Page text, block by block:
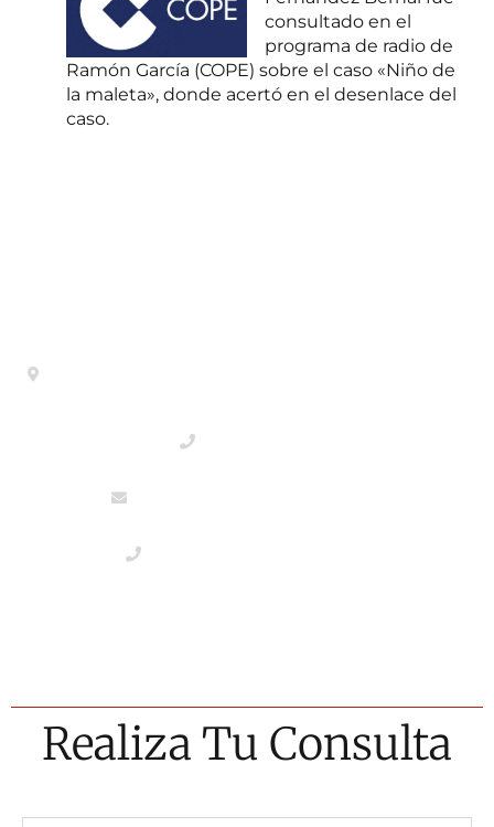
consultado en el
programa de radio de
Ramón García (COPE) sobre el caso «Niño de
la maleta», donde acertó en el desenlace del
caso.
Realiza Tu Consulta